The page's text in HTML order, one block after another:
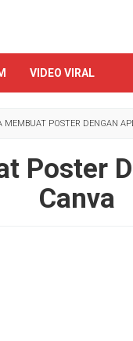
VIDEO VIRAL
MEMBUAT POSTER DENGAN
Poster
Canva